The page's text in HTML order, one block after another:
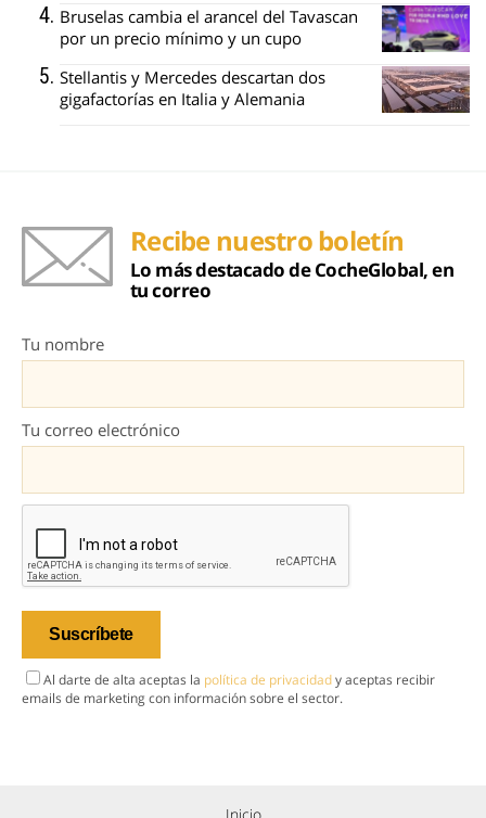
Bruselas cambia el arancel del Tavascan
por un precio mínimo y un cupo
Stellantis y Mercedes descartan dos
gigafactorías en Italia y Alemania
Recibe nuestro boletín
Lo más destacado de CocheGlobal, en
tu correo
Tu nombre
Tu correo electrónico
Al darte de alta aceptas la política de privacidady aceptas recibir
emails de marketing con información sobre el sector.